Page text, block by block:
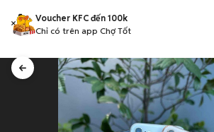
Voucher KFC đến 100k
Chỉ có trên app Chợ Tốt